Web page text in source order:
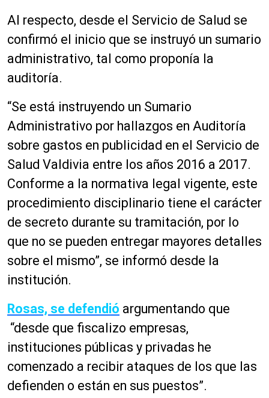
Al respecto, desde el Servicio de Salud se
confirmó el inicio que se instruyó un sumario
administrativo, tal como proponía la
auditoría.
“Se está instruyendo un Sumario
Administrativo por hallazgos en Auditoría
sobre gastos en publicidad en el Servicio de
Salud Valdivia entre los años 2016 a 2017.
Conforme a la normativa legal vigente, este
procedimiento disciplinario tiene el carácter
de secreto durante su tramitación, por lo
que no se pueden entregar mayores detalles
sobre el mismo”, se informó desde la
institución.
Rosas, se defendió argumentando que
“desde que fiscalizo empresas,
instituciones públicas y privadas he
comenzado a recibir ataques de los que las
defienden o están en sus puestos”.